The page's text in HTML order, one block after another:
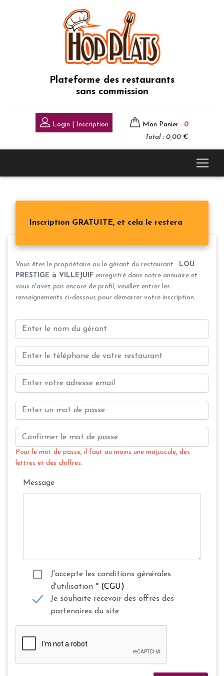
Plateforme des restaurants
sans commission
Login | Inscription Mon Panier : 0
Total : 0,00 €
Inscription GRATUITE, et cela le restera
Vous êtes le propriétaire ou le gérant du restaurant : LOU
PRESTIGE à VILLEJUIF enregistré dans notre annuaire et
vous n'avez pas encore de profil, veuillez entrer les
renseignements ci-dessous pour démarrer votre inscription.
Pour le mot de passe, il faut au moins une majuscule, des
lettres et des chiffres.
Message
J'accepte les conditions générales
d'utilisation * (CGU)
Je souhaite recevoir des offres des
partenaires du site